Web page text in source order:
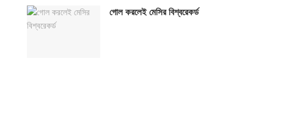
গোল করলেই মেসির বিশ্বরেকর্ড